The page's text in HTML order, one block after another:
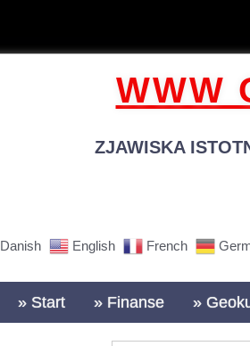
WWW
ZJAWISKA
Danish English French
» Start » Finanse »